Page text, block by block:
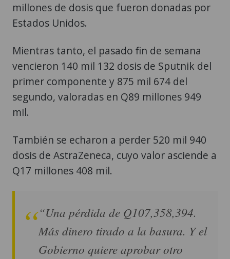
millones de dosis que fueron donadas por
Estados Unidos.
Mientras tanto, el pasado fin de semana
vencieron 140 mil 132 dosis de Sputnik del
primer componente y 875 mil 674 del
segundo, valoradas en Q89 millones 949
mil.
También se echaron a perder 520 mil 940
dosis de AstraZeneca, cuyo valor asciende a
Q17 millones 408 mil.
“Una pérdida de Q107,358,394.
Más dinero tirado a la basura. Y el
Gobierno quiere aprobar otro